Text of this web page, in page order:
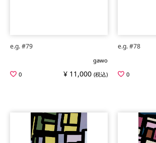
e.g. #79
gawo
0
¥ 11,000 (税込)
e.g. #78
0